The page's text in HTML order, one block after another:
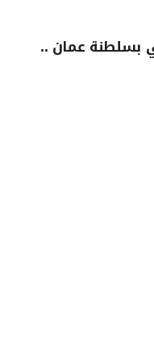
بسلطنة عمان ..